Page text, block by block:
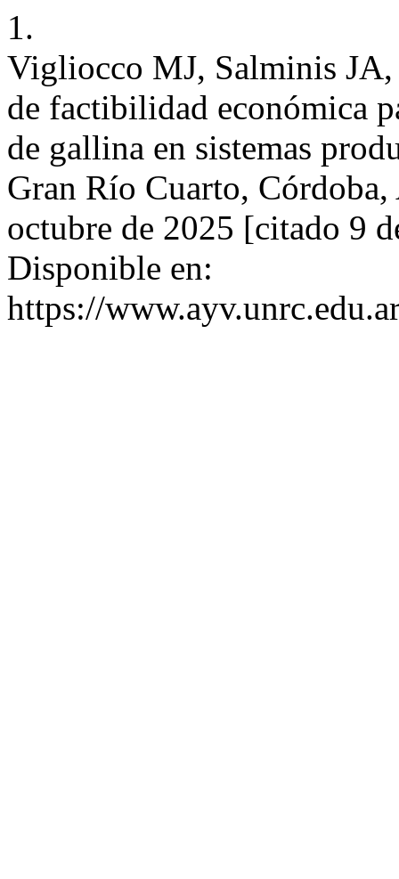
1.
Vigliocco MJ, Salminis
de factibilidad económica
de gallina en sistemas
Gran Río Cuarto,
octubre de 2025 [citado 9
Disponible en:
https://